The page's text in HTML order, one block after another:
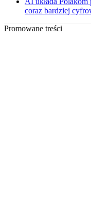
coraz bardziej
Promowane treści